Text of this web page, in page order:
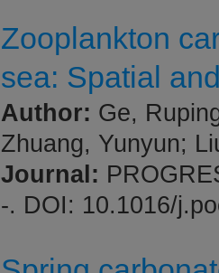
Zooplankton
sea: Spatial
Author: Ge,
Zhuang, Yunyun;
Journal:
-. DOI: 10.1016/